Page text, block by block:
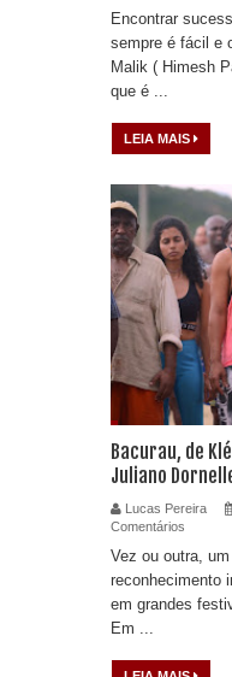
Encontrar
sempre é fácil e
Malik ( Himesh
que é ...
LEIA MAIS
Bacurau, de
Juliano
Lucas Pereira
Comentários
Vez ou outra,
reconhecimento
em grandes
Em ...